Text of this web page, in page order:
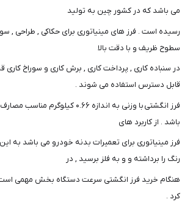
می باشد که در کشور چین به تولید
رسیده است . فرز های مینیاتوری برای حکاکی , طراحی ,
سطوح ظریف و با دقت بالا
در سنباده کاری , پرداخت کاری , برش کاری و سوراخ
قابل دسترس استفاده می شوند .
فرز انگشتی با وزنی به اندازه ۰.۶۶
باشد . از کاربرد های
فرز مینیاتوری برای تعمیرات بدنه خودرو می باشد به
رنگ را برداشته و و به فلز برسید , در
هنگام خرید فرز انگشتی سرعت دستگاه بخش مهمی است
کرد .